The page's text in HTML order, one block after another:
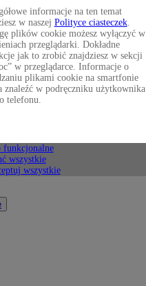
informacje na ten temat
w naszej Polityce ciasteczek.
plików cookie możesz wyłączyć w
przeglądarki. Dokładne
jak to zrobić znajdziesz w sekcji
w przeglądarce. Informacje o
plikami cookie na smartfonie
znaleźć w podręczniku użytkownika
telefonu.
funkcjonalne
wszystkie
wszystkie